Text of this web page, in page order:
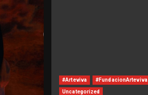
#Arteviva #FundacionArteviva
Uncategorized